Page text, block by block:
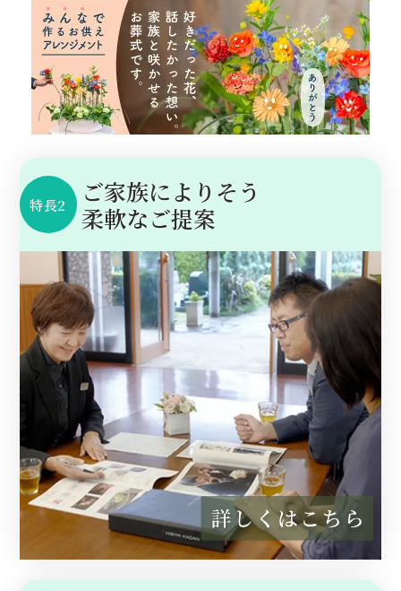
特長2
ご家族によりそう
柔軟なご提案